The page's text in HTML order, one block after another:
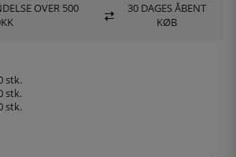
stk.
stk.
stk.
OVER 500
30 DAGES ÅBENT
KØB